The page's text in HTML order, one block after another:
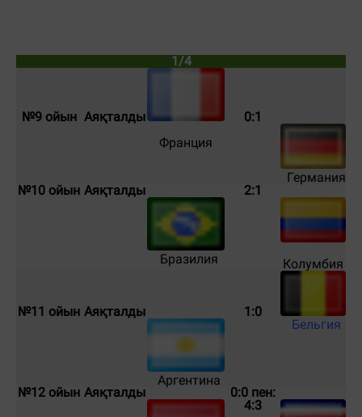
1/4
№9 ойын Аяқталды
Франция
0:1
Германия
№10 ойын Аяқталды
Бразилия
2:1
Колумбия
№11 ойын Аяқталды
Аргентина
1:0
Бельгия
№12 ойын Аяқталды
0:0 пен:
4:3